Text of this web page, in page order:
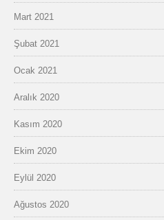
Mart 2021
Şubat 2021
Ocak 2021
Aralık 2020
Kasım 2020
Ekim 2020
Eylül 2020
Ağustos 2020